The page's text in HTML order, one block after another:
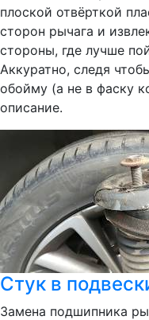
плоской отвёрткой
сторон рычага и
стороны, где лучше
Аккуратно, следя
обойму (а не в фаску
описание.
Стук в
Замена подшипника